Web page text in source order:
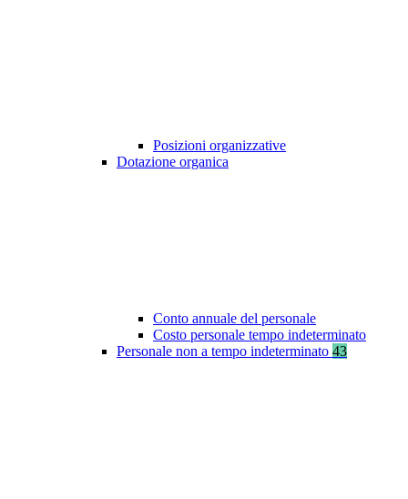
Posizioni organizzative
Dotazione organica
Conto annuale del personale
Costo personale tempo indeterminato
Personale non a tempo indeterminato 43